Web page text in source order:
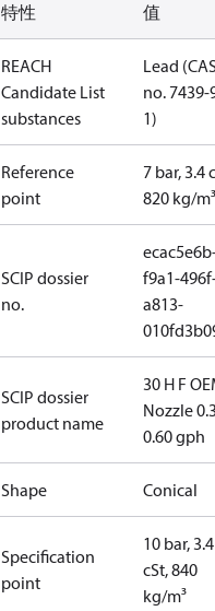
特性 值
REACH
Candidate List
substances
Lead
no. 7439-
1)
Reference
point
7 bar, 3.4
820 kg/m³
SCIP dossier
no.
f9a1-
a813-
SCIP dossier
product name
30 H F
Nozzle
0.60 gph
Shape Conical
Specification
point
10 bar, 3.4
cSt, 840
kg/m³